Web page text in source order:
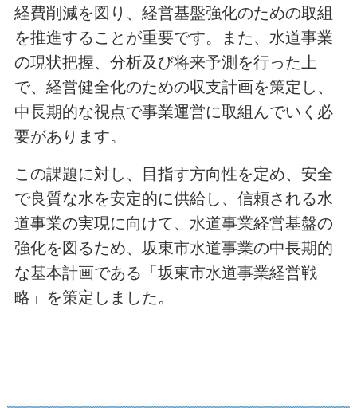
経費削減を図り、経営基盤強化のための取組
を推進することが重要です。また、水道事業
の現状把握、分析及び将来予測を行った上
で、経営健全化のための収支計画を策定し、
中長期的な視点で事業運営に取組んでいく必
要があります。
この課題に対し、目指す方向性を定め、安全
で良質な水を安定的に供給し、信頼される水
道事業の実現に向けて、水道事業経営基盤の
強化を図るため、坂東市水道事業の中長期的
な基本計画である「坂東市水道事業経営戦
略」を策定しました。